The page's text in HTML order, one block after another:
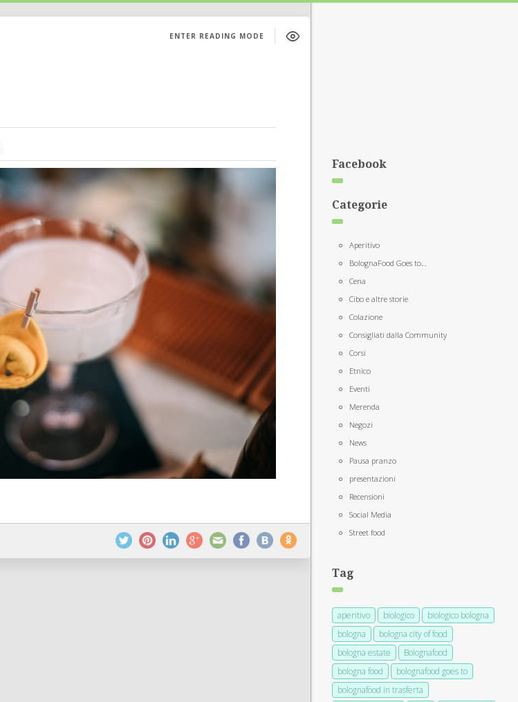
ENTER READING MODE
Facebook
Categorie
Aperitivo
BolognaFood Goes to…
Cena
Cibo e altre storie
Colazione
Consigliati dalla Community
Corsi
Etnico
Eventi
Merenda
Negozi
News
Pausa pranzo
presentazioni
Recensioni
Social Media
Street food
Tag
aperitivo biologico
biologico bologna
bologna
bologna city of food
bologna estate
Bolognafood
bologna food
bolognafood goes to
bolognafood in trasferta